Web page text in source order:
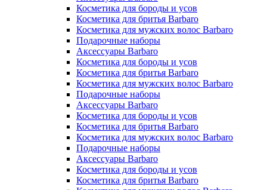
Косметика для бороды и усов
Косметика для бритья Barbaro
Косметика для мужских волос Barbaro
Подарочные наборы
Аксессуары Barbaro
Косметика для бороды и усов
Косметика для бритья Barbaro
Косметика для мужских волос Barbaro
Подарочные наборы
Аксессуары Barbaro
Косметика для бороды и усов
Косметика для бритья Barbaro
Косметика для мужских волос Barbaro
Подарочные наборы
Аксессуары Barbaro
Косметика для бороды и усов
Косметика для бритья Barbaro